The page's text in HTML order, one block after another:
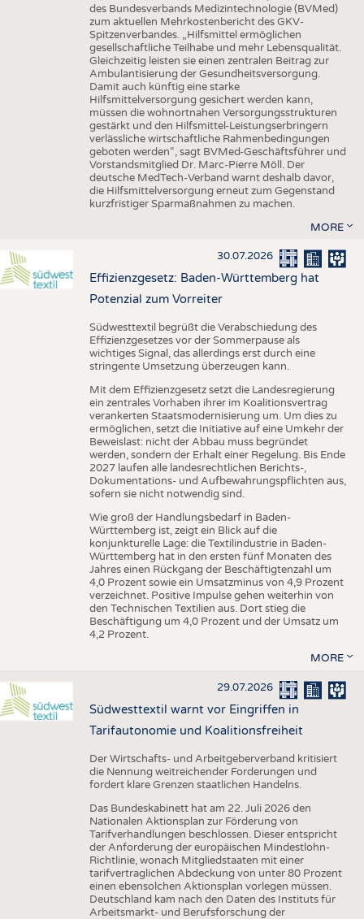
des Bundesverbands Medizintechnologie (BVMed)
zum aktuellen Mehrkostenbericht des GKV-
Spitzenverbandes. „Hilfsmittel ermöglichen
gesellschaftliche Teilhabe und mehr Lebensqualität.
Gleichzeitig leisten sie einen zentralen Beitrag zur
Ambulantisierung der Gesundheitsversorgung.
Damit auch künftig eine starke
Hilfsmittelversorgung gesichert werden kann,
müssen die wohnortnahen Versorgungsstrukturen
gestärkt und den Hilfsmittel-Leistungserbringern
verlässliche wirtschaftliche Rahmenbedingungen
geboten werden“, sagt BVMed-Geschäftsführer und
Vorstandsmitglied Dr. Marc-Pierre Möll. Der
deutsche MedTech-Verband warnt deshalb davor,
die Hilfsmittelversorgung erneut zum Gegenstand
kurzfristiger Sparmaßnahmen zu machen.
MORE
30.07.2026
Effizienzgesetz: Baden-Württemberg hat
Potenzial zum Vorreiter
Südwesttextil begrüßt die Verabschiedung des
Effizienzgesetzes vor der Sommerpause als
wichtiges Signal, das allerdings erst durch eine
stringente Umsetzung überzeugen kann.
Mit dem Effizienzgesetz setzt die Landesregierung
ein zentrales Vorhaben ihrer im Koalitionsvertrag
verankerten Staatsmodernisierung um. Um dies zu
ermöglichen, setzt die Initiative auf eine Umkehr der
Beweislast: nicht der Abbau muss begründet
werden, sondern der Erhalt einer Regelung. Bis Ende
2027 laufen alle landesrechtlichen Berichts-,
Dokumentations- und Aufbewahrungspflichten aus,
sofern sie nicht notwendig sind.
Wie groß der Handlungsbedarf in Baden-
Württemberg ist, zeigt ein Blick auf die
konjunkturelle Lage: die Textilindustrie in Baden-
Württemberg hat in den ersten fünf Monaten des
Jahres einen Rückgang der Beschäftigtenzahl um
4,0 Prozent sowie ein Umsatzminus von 4,9 Prozent
verzeichnet. Positive Impulse gehen weiterhin von
den Technischen Textilien aus. Dort stieg die
Beschäftigung um 4,0 Prozent und der Umsatz um
4,2 Prozent.
MORE
29.07.2026
Südwesttextil warnt vor Eingriffen in
Tarifautonomie und Koalitionsfreiheit
Der Wirtschafts- und Arbeitgeberverband kritisiert
die Nennung weitreichender Forderungen und
fordert klare Grenzen staatlichen Handelns.
Das Bundeskabinett hat am 22. Juli 2026 den
Nationalen Aktionsplan zur Förderung von
Tarifverhandlungen beschlossen. Dieser entspricht
der Anforderung der europäischen Mindestlohn-
Richtlinie, wonach Mitgliedstaaten mit einer
tarifvertraglichen Abdeckung von unter 80 Prozent
einen ebensolchen Aktionsplan vorlegen müssen.
Deutschland kam nach den Daten des Instituts für
Arbeitsmarkt- und Berufsforschung der